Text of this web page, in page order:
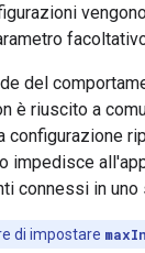
del
è riuscito a
configurazione
impedisce
connessi in uno
di impostare